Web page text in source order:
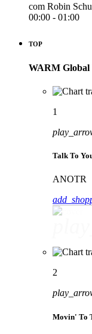
com Robin
00:00 - 01:00
TOP
WARM Global
1
Talk To
ANOTR
2
Movin' To